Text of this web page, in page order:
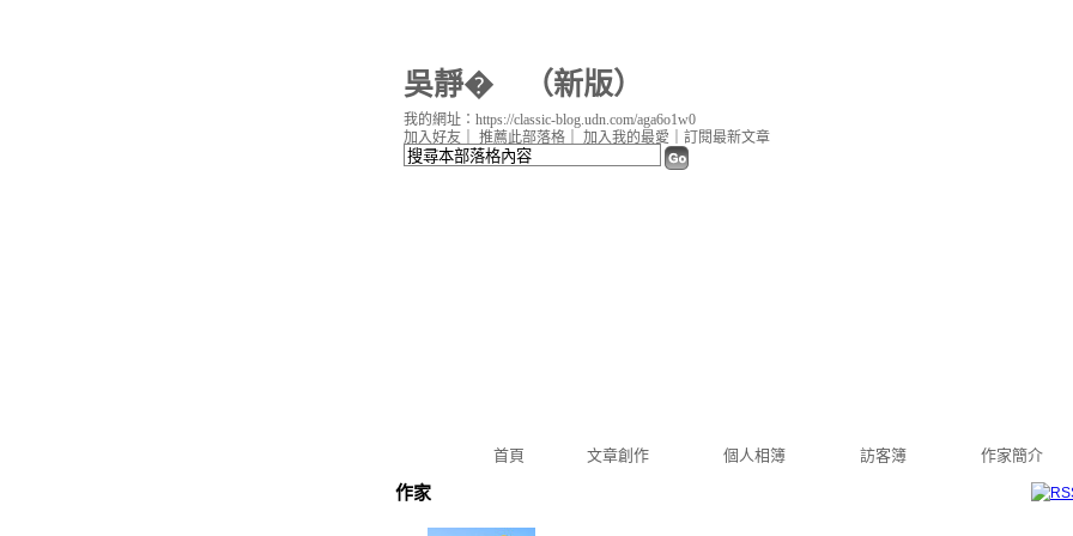
吳靜� （新版）
首頁 文章創作 個人相簿 訪客簿 作家簡介
加入好友 推薦此部落格 加入我的最愛 訂閱最新文章
我的網址：https://classic-blog.udn.com/aga6o1w0
作家